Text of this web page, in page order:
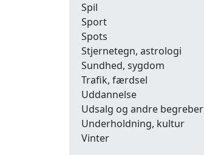
Spil
Sport
Spots
Stjernetegn, astrologi
Sundhed, sygdom
Trafik, færdsel
Uddannelse
Udsalg og andre begreber
Underholdning, kultur
Vinter